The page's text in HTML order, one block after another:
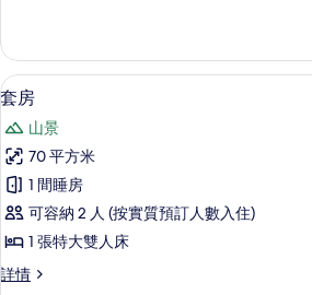
1
張
特
大
雙
人
床
的
相
1
張
特
雙
人
床
詳
情
載
入
所
有
套
房
的
相
套房 | 高
6
套房
山景
70 平方米
1 間睡房
可容納 2 人 (按實質預訂人數入住)
1 張特大雙人床
詳情
套